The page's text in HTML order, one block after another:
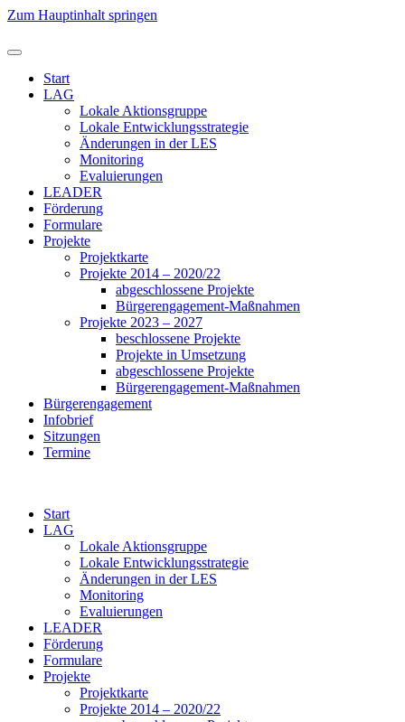
Zum Hauptinhalt springen
Start
LAG
Lokale Aktionsgruppe
Lokale Entwicklungsstrategie
Änderungen in der LES
Monitoring
Evaluierungen
LEADER
Förderung
Formulare
Projekte
Projektkarte
Projekte 2014 – 2020/22
abgeschlossene Projekte
Bürgerengagement-Maßnahmen
Projekte 2023 – 2027
beschlossene Projekte
Projekte in Umsetzung
abgeschlossene Projekte
Bürgerengagement-Maßnahmen
Bürgerengagement
Infobrief
Sitzungen
Termine
Start
LAG
Lokale Aktionsgruppe
Lokale Entwicklungsstrategie
Änderungen in der LES
Monitoring
Evaluierungen
LEADER
Förderung
Formulare
Projekte
Projektkarte
Projekte 2014 – 2020/22